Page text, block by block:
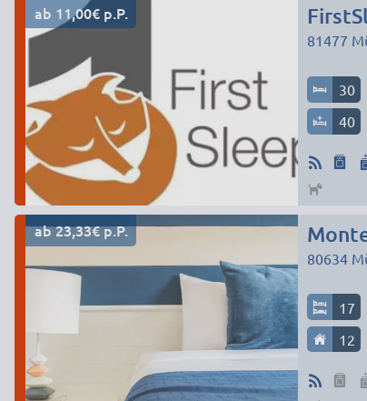
ab 11,00€ p.P.
81477
30
40
ab 23,33€ p.P.
80634
17
12